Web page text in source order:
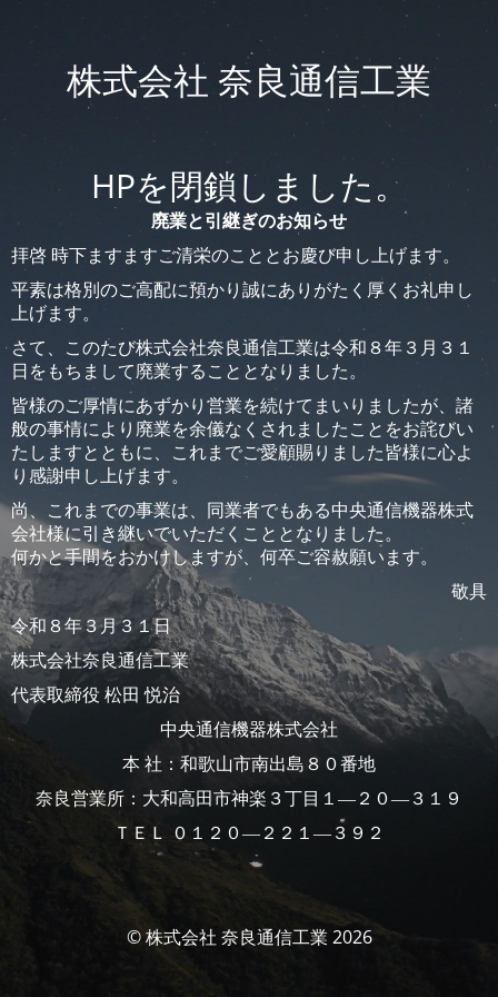
株式会社 奈良通信工業
HPを閉鎖しました。
廃業と引継ぎのお知らせ
拝啓 時下ますますご清栄のこととお慶び申し上げます。
平素は格別のご高配に預かり誠にありがたく厚くお礼申し
上げます。
さて、このたび株式会社奈良通信工業は令和８年３月３１
日をもちまして廃業することとなりました。
皆様のご厚情にあずかり営業を続けてまいりましたが、諸
般の事情により廃業を余儀なくされましたことをお詫びい
たしますとともに、これまでご愛顧賜りました皆様に心よ
り感謝申し上げます。
尚、これまでの事業は、同業者でもある中央通信機器株式
会社様に引き継いでいただくこととなりました。
何かと手間をおかけしますが、何卒ご容赦願います。
敬具
令和８年３月３１日
株式会社奈良通信工業
代表取締役 松田 悦治
中央通信機器株式会社
本 社：和歌山市南出島８０番地
奈良営業所：大和高田市神楽３丁目１―２０―３１９
ＴＥＬ ０１２０―２２１―３９２
© 株式会社 奈良通信工業 2026